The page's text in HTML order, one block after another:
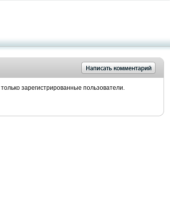
зарегистрированные пользователи.